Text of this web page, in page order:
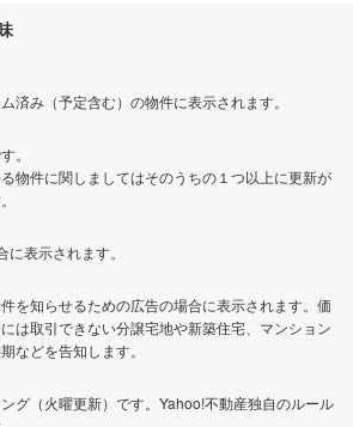
済み（予定含む）の物件に表示されます。
。
物件に関しましてはそのうちの１つ以上に更新が
表示されます。
を知らせるための広告の場合に表示されます。価
は取引できない分譲宅地や新築住宅、マンション
などを告知します。
グ（火曜更新）です。Yahoo!不動産独自のルール